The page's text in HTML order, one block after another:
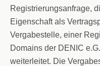
Registrierungsanfrage,
Eigenschaft als
Vergabestelle, einer
Domains der DENIC
weiterleitet. Die